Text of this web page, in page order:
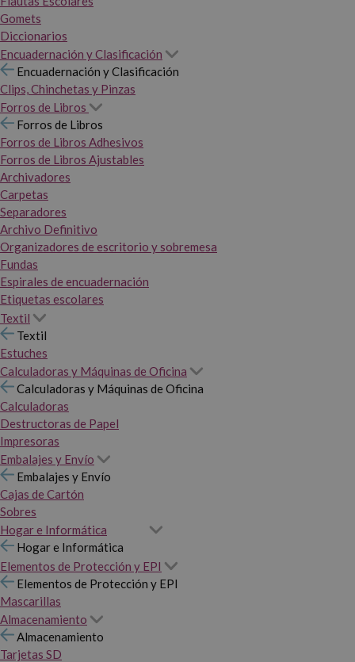
Gomets
Diccionarios
Encuadernación y Clasificación
Encuadernación y Clasificación
Clips, Chinchetas y Pinzas
Forros de Libros
Forros de Libros
Forros de Libros Adhesivos
Forros de Libros Ajustables
Archivadores
Carpetas
Separadores
Archivo Definitivo
Organizadores de escritorio y sobremesa
Fundas
Espirales de encuadernación
Etiquetas escolares
Textil
Textil
Estuches
Calculadoras y Máquinas de Oficina
Calculadoras y Máquinas de Oficina
Calculadoras
Destructoras de Papel
Impresoras
Embalajes y Envío
Embalajes y Envío
Cajas de Cartón
Sobres
Hogar e Informática
Hogar e Informática
Elementos de Protección y EPI
Elementos de Protección y EPI
Mascarillas
Almacenamiento
Almacenamiento
Tarjetas SD